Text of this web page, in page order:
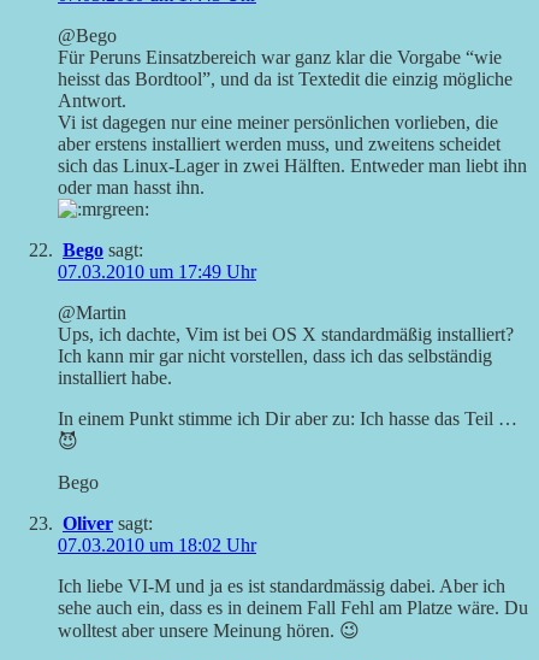
@Bego
Für Peruns Einsatzbereich war ganz klar die Vorgabe “wie
heisst das Bordtool”, und da ist Textedit die einzig mögliche
Antwort.
Vi ist dagegen nur eine meiner persönlichen vorlieben, die
aber erstens installiert werden muss, und zweitens scheidet
sich das Linux-Lager in zwei Hälften. Entweder man liebt ihn
oder man hasst ihn.
Bego sagt:
07.03.2010 um 17:49 Uhr
@Martin
Ups, ich dachte, Vim ist bei OS X standardmäßig installiert?
Ich kann mir gar nicht vorstellen, dass ich das selbständig
installiert habe.
In einem Punkt stimme ich Dir aber zu: Ich hasse das Teil …
😈
Bego
Oliver sagt:
07.03.2010 um 18:02 Uhr
Ich liebe VI-M und ja es ist standardmässig dabei. Aber ich
sehe auch ein, dass es in deinem Fall Fehl am Platze wäre. Du
wolltest aber unsere Meinung hören. 😉